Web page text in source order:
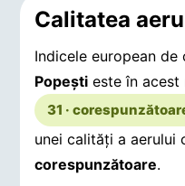
Calitatea
Indicele european de
Popeşti este în acest
31 ·
unei calități a aerului
corespunzătoare.